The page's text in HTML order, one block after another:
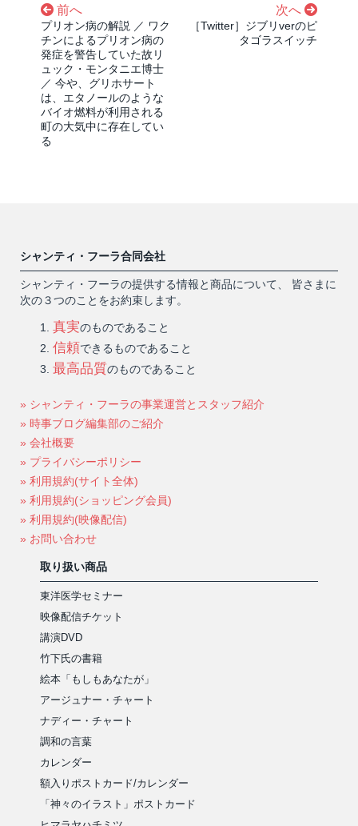
前へ
プリオン病の解説 ／ ワク
チンによるプリオン病の
発症を警告していた故リ
ュック・モンタニエ博士
／ 今や、グリホサート
は、エタノールのような
バイオ燃料が利用される
町の大気中に存在してい
る
次へ
［Twitter］ジブリverのピ
タゴラスイッチ
シャンティ・フーラ合同会社
シャンティ・フーラの提供する情報と商品について、 皆さまに
次の３つのことをお約束します。
真実のものであること
信頼できるものであること
最高品質のものであること
» シャンティ・フーラの事業運営とスタッフ紹介
» 時事ブログ編集部のご紹介
» 会社概要
» プライバシーポリシー
» 利用規約(サイト全体)
» 利用規約(ショッピング会員)
» 利用規約(映像配信)
» お問い合わせ
取り扱い商品
東洋医学セミナー
映像配信チケット
講演DVD
竹下氏の書籍
絵本「もしもあなたが」
アージュナー・チャート
ナディー・チャート
調和の言葉
カレンダー
額入りポストカード/カレンダー
「神々のイラスト」ポストカード